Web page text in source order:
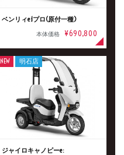
ベンリィe:1プロ(原付一種)
本体価格 ¥690,800
ジャイロキャノピーe:
NEW 明石店
中古車